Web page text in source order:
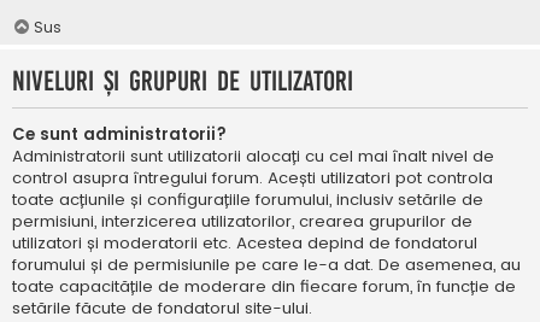
Sus
Niveluri și grupuri de utilizatori
Ce sunt administratorii?
Administratorii sunt utilizatorii alocați cu cel mai înalt nivel de
control asupra întregului forum. Acești utilizatori pot controla
toate acțiunile și configurațiile forumului, inclusiv setările de
permisiuni, interzicerea utilizatorilor, crearea grupurilor de
utilizatori și moderatorii etc. Acestea depind de fondatorul
forumului și de permisiunile pe care le-a dat. De asemenea, au
toate capacitățile de moderare din fiecare forum, în funcție de
setările făcute de fondatorul site-ului.